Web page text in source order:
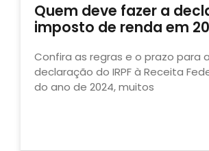
Quem deve fazer a
imposto de renda em
Confira as regras e o prazo para
declaração do IRPF à Receita
do ano de 2024, muitos